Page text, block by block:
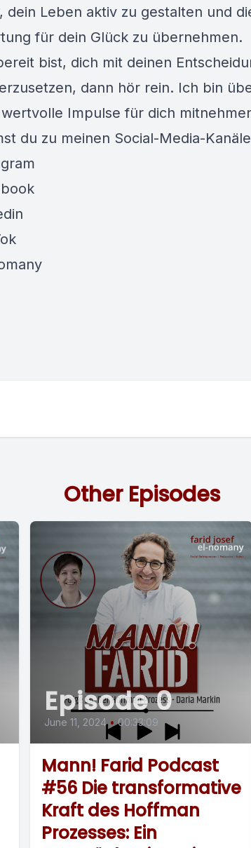
dein Leben aktiv zu gestalten und
für dein Glück zu übernehmen.
bist, dich mit deinen
dann hör rein. Ich bin
Impulse für dich
du zu meinen Social-Media-
Other Episodes
Episode 0
June 11, 2024 • 00:33:09
Mann! Farid Podcast
#56 Die transformative
Kraft des Hoffman
Prozesses: Ein